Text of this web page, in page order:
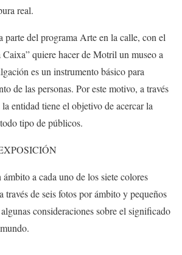
real.
parte del programa Arte en la calle, con el
quiere hacer de Motril un museo a
es un instrumento básico para
de las personas. Por este motivo, a través
entidad tiene el objetivo de acercar la
tipo de públicos.
a cada uno de los siete colores
través de seis fotos por ámbito y pequeños
consideraciones sobre el significado